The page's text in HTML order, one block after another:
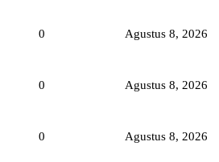
0 Agustus 8, 2026
0 Agustus 8, 2026
0 Agustus 8, 2026